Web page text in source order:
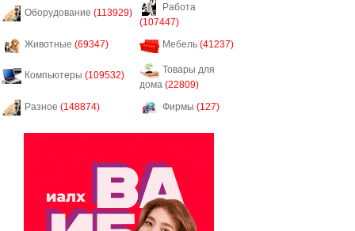
Оборудование (113929)
Работа
(107447)
Животные (69347) Мебель (41237)
Компьютеры (109532)
Товары для
дома (22809)
Разное (148874) Фирмы (127)